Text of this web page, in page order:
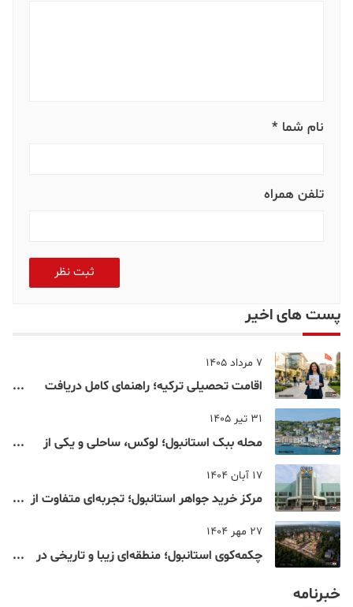
نام شما *
تلفن همراه
ثبت نظر
پست های اخیر
7 مرداد 1405
اقامت تحصیلی ترکیه؛ راهنمای کامل دریافت
31 تیر 1405
محله ببک استانبول؛ لوکس، ساحلی و یکی از
17 آبان 1404
مرکز خرید جواهر استانبول؛ تجربه‌ای متفاوت از
27 مهر 1404
چکمه‌کوی استانبول؛ منطقه‌ای زیبا و تاریخی در
خبرنامه